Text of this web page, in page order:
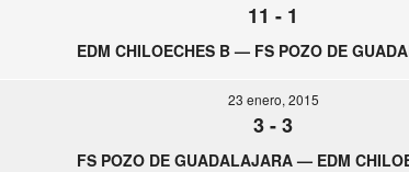
11 - 1
EDM CHILOECHES B — FS POZO DE
23 enero, 2015
3-3
FS POZO DE GUADALAJARA — EDM